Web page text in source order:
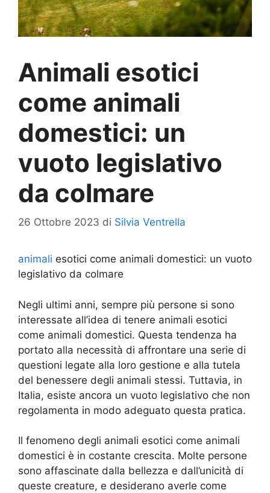
Animali esotici
come animali
domestici: un
vuoto legislativo
da colmare
26 Ottobre 2023 di Silvia Ventrella
animali esotici come animali domestici: un vuoto
legislativo da colmare
Negli ultimi anni, sempre più persone si sono
interessate all’idea di tenere animali esotici
come animali domestici. Questa tendenza ha
portato alla necessità di affrontare una serie di
questioni legate alla loro gestione e alla tutela
del benessere degli animali stessi. Tuttavia, in
Italia, esiste ancora un vuoto legislativo che non
regolamenta in modo adeguato questa pratica.
Il fenomeno degli animali esotici come animali
domestici è in costante crescita. Molte persone
sono affascinate dalla bellezza e dall’unicità di
queste creature, e desiderano averle come